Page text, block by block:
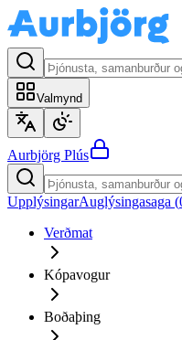
Valmynd
Aurbjörg Plús
UpplýsingarAuglýsingasaga (
Verðmat
Kópavogur
Boðaþing